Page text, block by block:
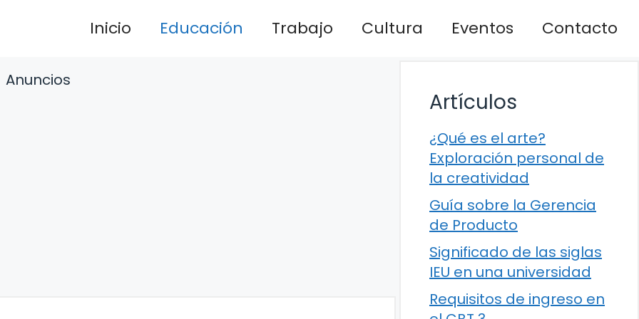
Inicio Educación Trabajo Cultura Eventos Contacto
Anuncios
Artículos
¿Qué es el arte?
Exploración personal de
la creatividad
Guía sobre la Gerencia
de Producto
Significado de las siglas
IEU en una universidad
Requisitos de ingreso en